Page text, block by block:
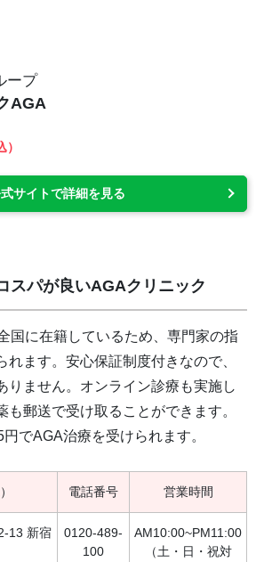
ープ
AGA
）
サイトで詳細を見る
スパが良いAGAクリニック
国に在籍しているため、専門家の指
れます。安心保証制度付きなので、
りません。オンライン診療も実施し
も郵送で受け取ることができます。
でAGA治療を受けられます。
電話番号 営業時間
13 新宿
0120-489-
100
AM10:00~PM11:00
（土・日・祝対